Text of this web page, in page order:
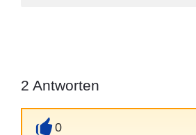
2 Antworten
0